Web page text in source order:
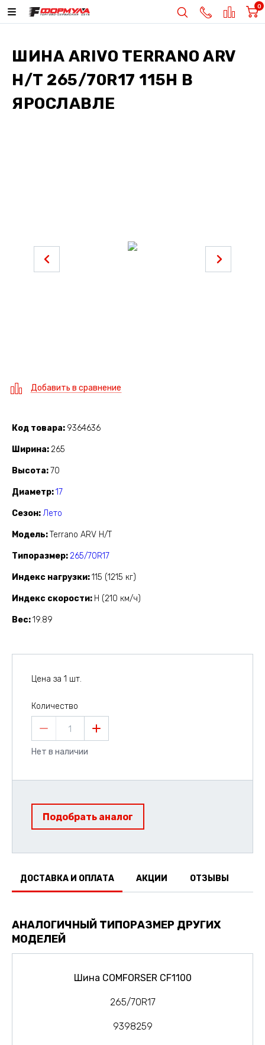
0
ШИНА ARIVO TERRANO ARV
H/T 265/70R17 115H В
ЯРОСЛАВЛЕ
Добавить в сравнение
Код товара 9364636
Ширина 265
Высота 70
Диаметр 17
Сезон Лето
Модель Terrano ARV H/T
Типоразмер 265/70R17
Индекс нагрузки 115 (1215 кг)
Индекс скорости H (210 км/ч)
Вес 19.89
Цена за 1 шт.
Количество
1
Нет в наличии
Подобрать аналог
ДОСТАВКА И ОПЛАТА АКЦИИ ОТЗЫВЫ
АНАЛОГИЧНЫЙ ТИПОРАЗМЕР ДРУГИХ
МОДЕЛЕЙ
Шина COMFORSER CF1100
265/70R17
9398259